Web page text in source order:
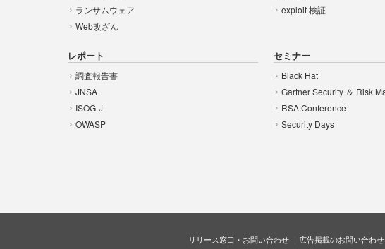
ランサムウェア
Web改ざん
exploit 検証
レポート
調査報告書
JNSA
ISOG-J
OWASP
セミナー
Black Hat
Gartner Security ＆ Risk
RSA Conference
Security Days
リリース窓口・お問い合わせ 広告掲載のお問い合わせ